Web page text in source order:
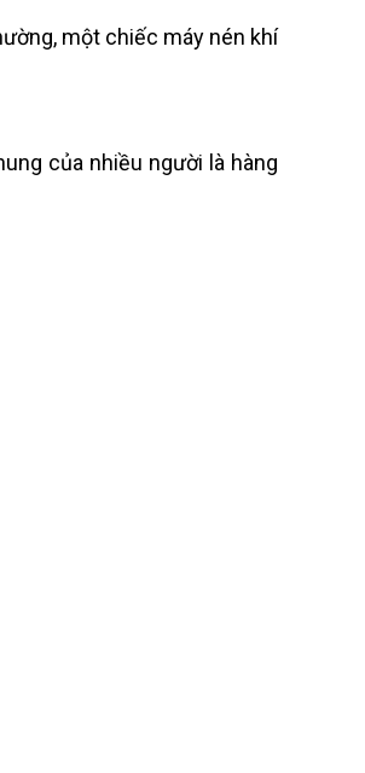
một chiếc máy nén khí
của nhiều người là hàng